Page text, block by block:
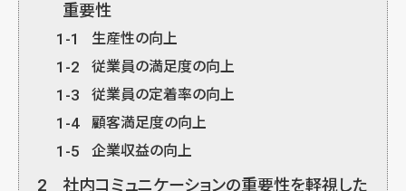
重要性
1-1 生産性の向上
1-2 従業員の満足度の向上
1-3 従業員の定着率の向上
1-4 顧客満足度の向上
1-5 企業収益の向上
2
社内コミュニケーションの重要性を軽視した